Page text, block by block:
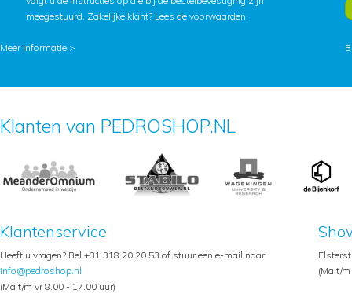
meegestuurd. Zakelijke klant? Lees de voorwaarden.
Meer informatie >
Klanten van PEDROSHOP.NL
Klantenservice
Heeft u vragen? Bel +31 318 20 20 53 of stuur een e-mail naar
info@pedroshop.nl
(Ma t/m vr 8.00 - 17.00 uur)
(Ma t/